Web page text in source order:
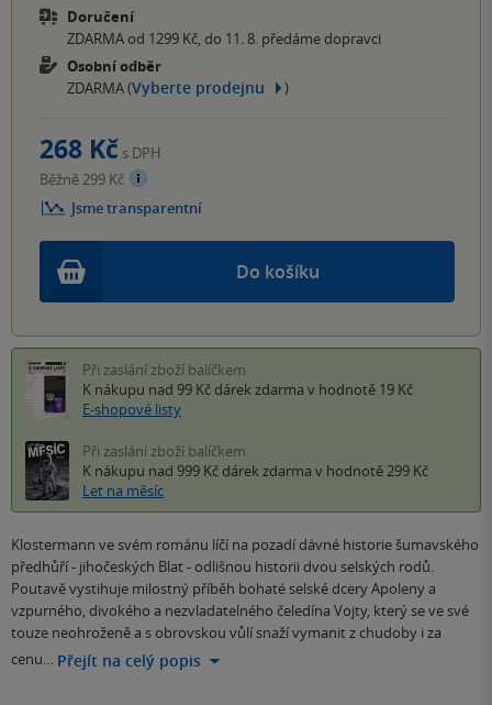
Doručení
ZDARMA od 1299 Kč, do 11. 8. předáme dopravci
Osobní odběr
ZDARMA (Vyberte prodejnu )
Do košíku
268 Kč s DPH
Běžně 299 Kč
Jsme transparentní
Při zaslání zboží balíčkem
K nákupu nad 99 Kč dárek zdarma v hodnotě 19 Kč
E-shopové listy
Při zaslání zboží balíčkem
K nákupu nad 999 Kč dárek zdarma v hodnotě 299 Kč
Let na měsíc
Klostermann ve svém románu líčí na pozadí dávné historie šumavského
předhůří - jihočeských Blat - odlišnou historii dvou selských rodů.
Poutavě vystihuje milostný příběh bohaté selské dcery Apoleny a
vzpurného, divokého a nezvladatelného čeledína Vojty, který se ve své
touze neohroženě a s obrovskou vůlí snaží vymanit z chudoby i za
cenu… Přejít na celý popis